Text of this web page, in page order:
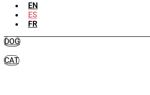
EN
ES
FR
DOG
CAT